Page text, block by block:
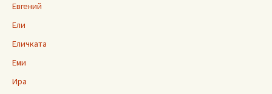
Евгений
Ели
Еличката
Еми
Ира